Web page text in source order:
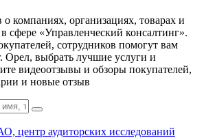
компаниях, организациях, товарах и
сфере «Управленческий консалтинг».
сотрудников помогут вам
Орел, выбрать лучшие услуги и
видеоотзывы и обзоры покупателей,
и новые отзыв
центр аудиторских исследований